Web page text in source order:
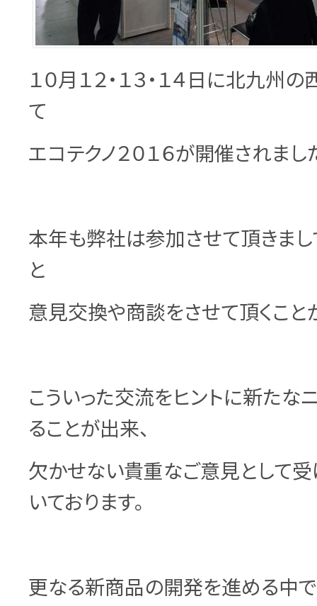
１０月１２・１３・１４日に北九州
て
エコテクノ２０１６が開催されまし
本年も弊社は参加させて頂きまし
と
意見交換や商談をさせて頂くこと
こういった交流をヒントに新たな
ることが出来、
欠かせない貴重なご意見として
いております。
更なる新商品の開発を進める中で